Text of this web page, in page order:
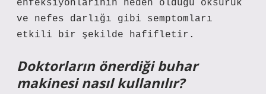
enfeksiyonlarının neden olduğu öksürük
ve nefes darlığı gibi semptomları
etkili bir şekilde hafifletir.
Doktorların önerdiği buhar
makinesi nasıl kullanılır?